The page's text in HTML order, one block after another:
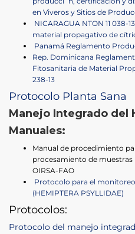
en Viveros y Sitios de
NICARAGUA NTON 11
material propagativo de
Panamá Reglamento
Rep. Dominicana
Fitosanitaria de Material
238-13
Protocolo Planta Sana
Manejo Integrado del
Manuales:
Manual de procedimiento
procesamiento de
OIRSA-FAO
Protocolo para el
(HEMIPTERA PSYLLIDAE)
Protocolos:
Protocolo del manejo